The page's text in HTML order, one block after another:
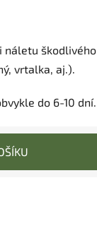
náletu škodlivého
vrtalka, aj.).
do 6-10 dní.